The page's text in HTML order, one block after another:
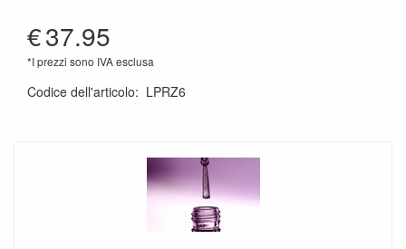
€37.95
*I prezzi sono IVA esclusa
Codice dell'articolo: LPRZ6